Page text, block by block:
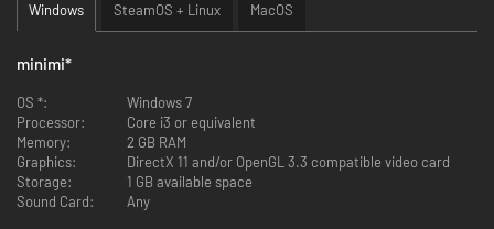
RogueDefender
Ciascuna partita sarà diversa, ma i giocatori manterranno parte dei
bonus del loro dungeon master tra una partita e l'altra. Si può dire che il
gioco è un mix tra un Roguelite e un Dungeon Management. Come ci
siamo riusciti? Abbiamo fatto test a non finire per trovare l'equilibrio
perfetto tra la fase gestionale e quella del dungeon!
Windows SteamOS + Linux MacOS
minimi*
OS *:
Windows 7
Processor:
Core i3 or equivalent
Memory:
2 GB RAM
Graphics:
DirectX 11 and/or OpenGL 3.3 compatible video card
Storage:
1 GB available space
Sound Card:
Any